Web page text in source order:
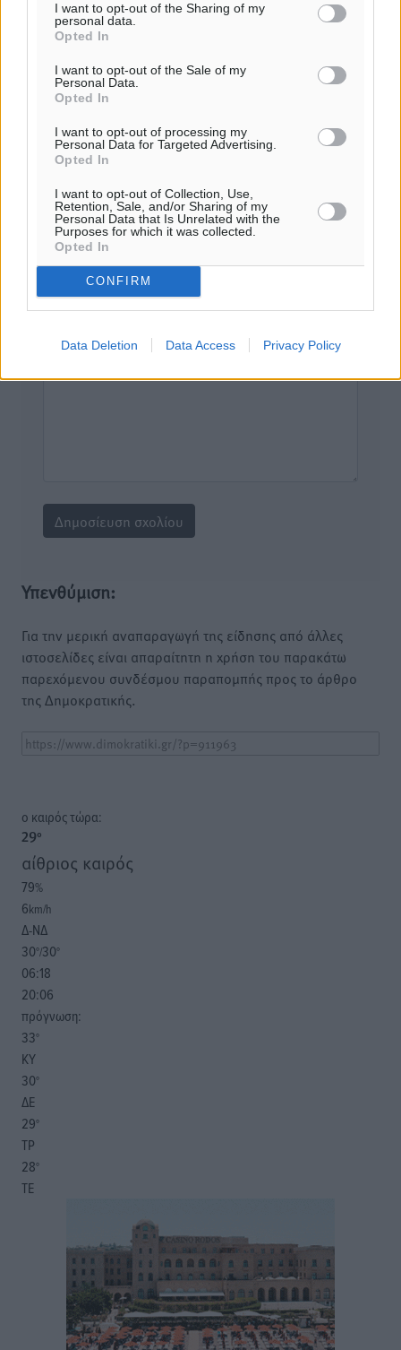
I want to opt-out of the Sharing of my
personal data.
Opted In
I want to opt-out of the Sale of my
Personal Data.
Opted In
I want to opt-out of processing my
Personal Data for Targeted Advertising.
Opted In
I want to opt-out of Collection, Use,
Retention, Sale, and/or Sharing of my
Personal Data that Is Unrelated with the
Purposes for which it was collected.
Opted In
CONFIRM
Data Deletion Data Access Privacy Policy
Προσθέστε ένα σχόλιο
Το E-mail δεν θα δημοσιευτεί.
υποβολή του σχολίου.
Φύλαξε τα στοιχεία μου για την επόμενη φορά.
Υπενθύμιση:
Για την μερική αναπαραγωγή της είδησης από άλλες
ιστοσελίδες είναι απαραίτητη η χρήση του παρακάτω
παρεχόμενου συνδέσμου παραπομπής προς το άρθρο
της Δημοκρατικής.
o καιρός τώρα:
29°
αίθριος καιρός
79%
6km/h
Δ-ΝΔ
30°/30°
06:18
20:06
πρόγνωση:
33°
ΚΥ
30°
ΔΕ
29°
ΤΡ
28°
ΤΕ